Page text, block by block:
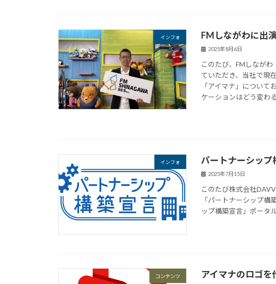
インフォ FMしながわに出
2025年8月6日
このたび、FMしなが
ていただき、当社で現
「アイマナ」について
ケーションはどう変わ
インフォ パートナーシップ
2025年7月15日
このたび株式会社
「パートナーシップ構
ップ構築宣言」ポータ
コンテンツ アイマナのロゴを